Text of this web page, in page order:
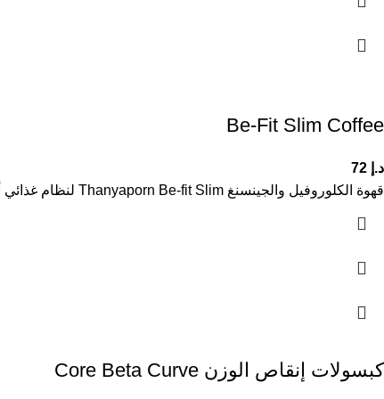
Be-Fit Slim Coffee
د.إ
قهوة الكلوروفيل والجينسنغ Thanyaporn Be-fit Slim لنظام غذائي أكثر فعالية وحيوية تم تطوير قهوة الكلوروفيل والجينسنغ Thanyaporn Be-fit Slim لتجعل
كبسولات إنقاص الوزن Core Beta Curve